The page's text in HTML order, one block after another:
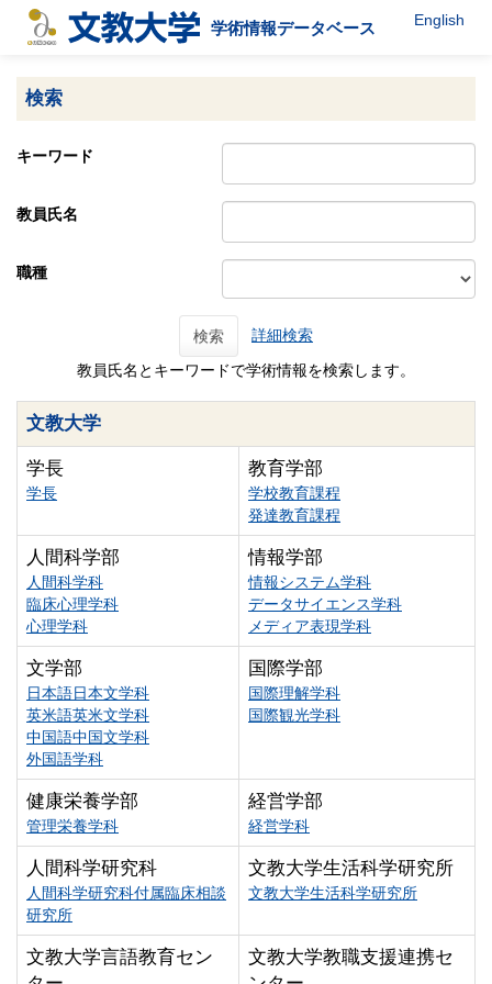
学術情報データベース English
検索
キーワード
教員氏名
職種
検索 詳細検索
教員氏名とキーワードで学術情報を検索します。
文教大学
学長
学長
教育学部
学校教育課程
発達教育課程
人間科学部
人間科学科
臨床心理学科
心理学科
情報学部
情報システム学科
データサイエンス学科
メディア表現学科
文学部
日本語日本文学科
英米語英米文学科
中国語中国文学科
外国語学科
国際学部
国際理解学科
国際観光学科
健康栄養学部
管理栄養学科
経営学部
経営学科
人間科学研究科
人間科学研究科付属臨床相談
研究所
文教大学生活科学研究所
文教大学生活科学研究所
文教大学言語教育セン
文教大学教職支援連携セ